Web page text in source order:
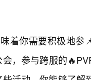
味着你需要积极地
，参与跨服的